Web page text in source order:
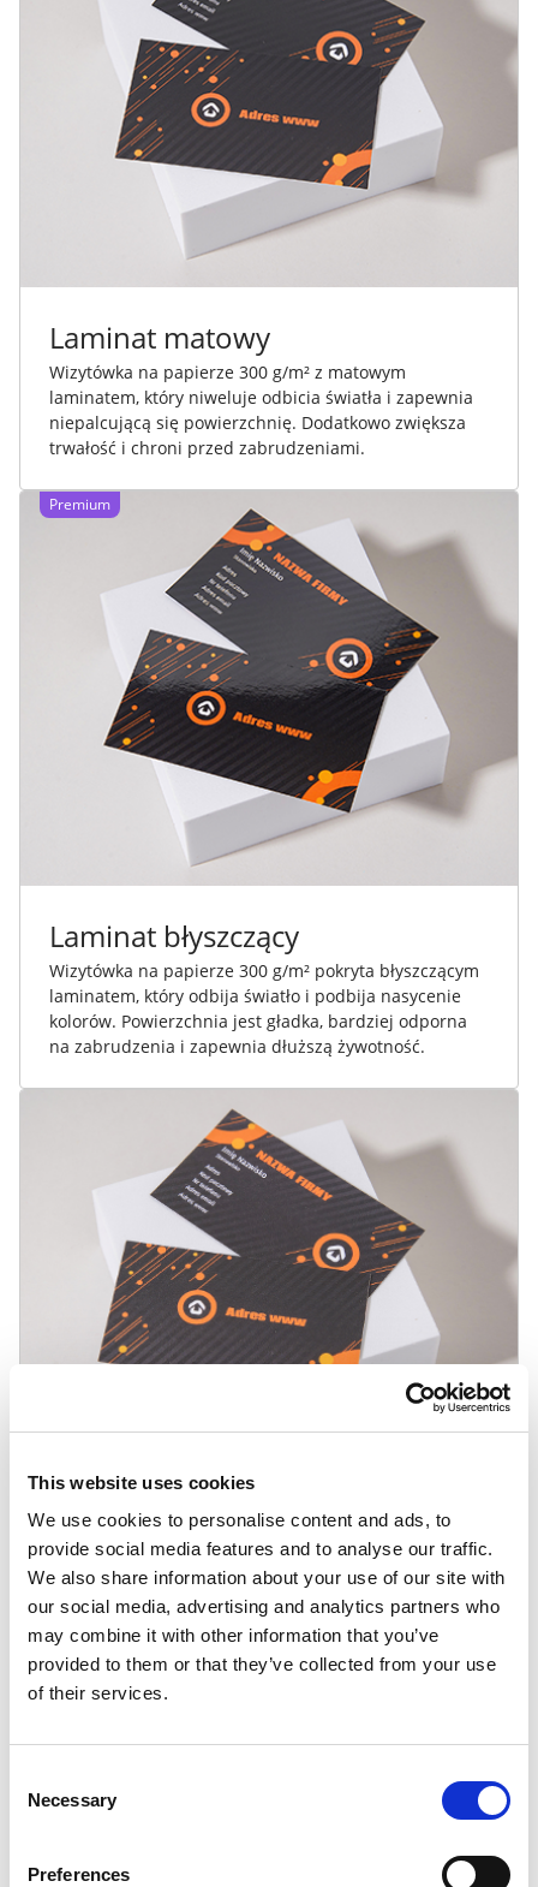
This website uses cookies
We use cookies to personalise content and ads, to
provide social media features and to analyse our traffic.
We also share information about your use of our site with
our social media, advertising and analytics partners who
may combine it with other information that you’ve
provided to them or that they’ve collected from your use
of their services.
Selection
Necessary
Preferences
Laminat matowy
Wizytówka na papierze 300 g/m² z matowym
laminatem, który niweluje odbicia światła i zapewnia
niepalcującą się powierzchnię. Dodatkowo zwiększa
trwałość i chroni przed zabrudzeniami.
Premium
Laminat błyszczący
Wizytówka na papierze 300 g/m² pokryta błyszczącym
laminatem, który odbija światło i podbija nasycenie
kolorów. Powierzchnia jest gładka, bardziej odporna
na zabrudzenia i zapewnia dłuższą żywotność.
Bez laminatu
Klasyczna wizytówka na papierze 300 g/m², bez
dodatkowego wykończenia. Naturalna powierzchnia
nie zbiera odcisków palców i dobrze sprawdza się w
prostych, minimalistycznych projektach.
Wizytówka z efektem 3D
Złocenie 3D Rose Gold